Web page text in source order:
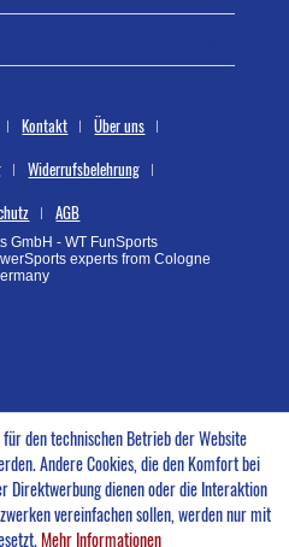
Kontakt
Über uns
Widerrufsbelehrung
AGB
GmbH - WT FunSports
experts from Cologne
den technischen Betrieb der Website
Andere Cookies, die den Komfort bei
Direktwerbung dienen oder die Interaktion
vereinfachen sollen, werden nur mit
Mehr Informationen